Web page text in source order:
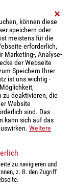
können diese
speichern oder
meistens für die
erforderlich,
Marketing-, Analyse-
der Webseite
Speichern Ihrer
ist uns wichtig -
zu deaktivieren, die
Website
sind. Das
kann sich auf das
Weitere
zu navigieren und
z. B. den Zugriff